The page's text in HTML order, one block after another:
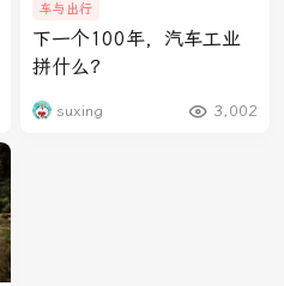
车与出行
下一个100年，汽车工业
拼什么？
suxing 3,002